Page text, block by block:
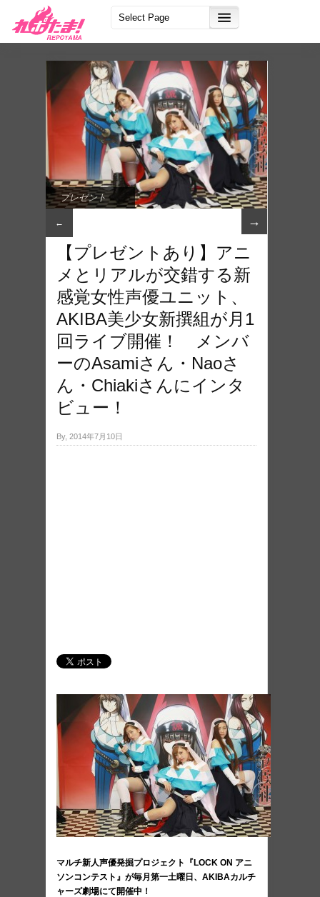
プレゼント
← →
【プレゼントあり】アニ
メとリアルが交錯する新
感覚女性声優ユニット、
AKIBA美少女新撰組が月1
回ライブ開催！ メンバ
ーのAsamiさん・Naoさ
ん・Chiakiさんにインタ
ビュー！
By, 2014年7月10日
マルチ新人声優発掘プロジェクト『LOCK ON アニ
ソンコンテスト』が毎月第一土曜日、AKIBAカルチ
ャーズ劇場にて開催中！